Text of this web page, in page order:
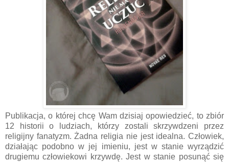
Publikacja, o której chcę Wam dzisiaj opowiedzieć, to zbiór
12 historii o ludziach, którzy zostali skrzywdzeni przez
religijny fanatyzm. Żadna religia nie jest idealna. Człowiek,
działając podobno w jej imieniu, jest w stanie wyrządzić
drugiemu człowiekowi krzywdę. Jest w stanie posunąć się